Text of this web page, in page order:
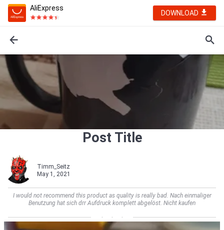
AliExpress
DOWNLOAD
Post Title
Timm_Seitz
May 1, 2021
I would not recommend this product as quality is really bad. Nach einmaliger
Benutzung hat sich drr Aufdruck komplett abgelöst. Nicht kaufen